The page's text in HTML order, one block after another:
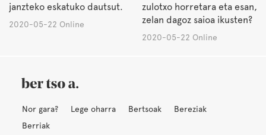
janzteko eskatuko dautsut.
2020-05-22 Online
zulotxo horretara eta esan,
zelan dagoz saioa ikusten?
2020-05-22 Online
Nor gara? Lege oharra Bertsoak
Bereziak
Berriak